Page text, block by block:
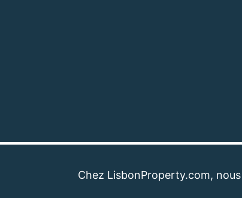
Chez LisbonProperty.com, nous